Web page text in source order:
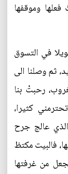
وموقفها
في التسوق
ثم وصلنا الى
رحبتْ بنا
كثيرا،
عالج جرح
فالبيت مكتظ
من غرفتها